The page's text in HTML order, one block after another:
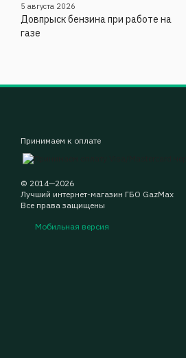
5 августа 2026
Довпрыск бензина при работе на
газе
Принимаем к оплате
© 2014—2026
Лучший интернет-магазин ГБО GazMax
Все права защищены
Мобильная версия